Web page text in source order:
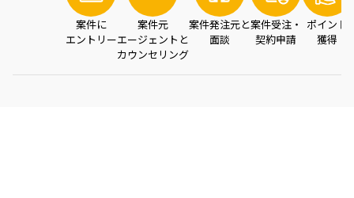
案件に
エントリー
案件元
エージェントと
カウンセリング
案件発注元と
面談
案件受注・
契約申請
ポイント
獲得